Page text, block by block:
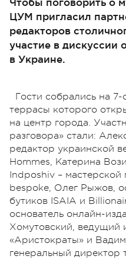
ЦУМ пригласил
редакторов
участие в
в Украине.
Гости собрались на
террасы которого
на центр города.
разговора» стали:
редактор украинской
Hommes, Катерина
Indposhiv –
bespoke, Олег Рыжов,
бутиков ISAIA и
основатель онлайн-
Хомутовский, ведущий
«Аристократы» и
генеральный директор